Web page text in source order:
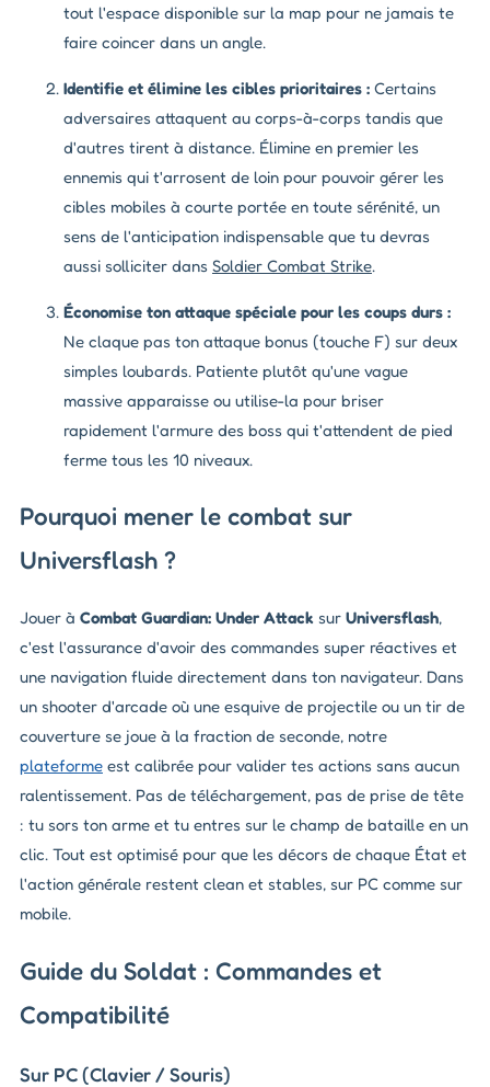
tout l'espace disponible sur la map pour ne jamais te
faire coincer dans un angle.
Identifie et élimine les cibles prioritaires : Certains
adversaires attaquent au corps-à-corps tandis que
d'autres tirent à distance. Élimine en premier les
ennemis qui t'arrosent de loin pour pouvoir gérer les
cibles mobiles à courte portée en toute sérénité, un
sens de l'anticipation indispensable que tu devras
aussi solliciter dans Soldier Combat Strike.
Économise ton attaque spéciale pour les coups durs :
Ne claque pas ton attaque bonus (touche F) sur deux
simples loubards. Patiente plutôt qu'une vague
massive apparaisse ou utilise-la pour briser
rapidement l'armure des boss qui t'attendent de pied
ferme tous les 10 niveaux.
Pourquoi mener le combat sur
Universflash ?
Jouer à Combat Guardian: Under Attack sur Universflash,
c'est l'assurance d'avoir des commandes super réactives et
une navigation fluide directement dans ton navigateur. Dans
un shooter d'arcade où une esquive de projectile ou un tir de
couverture se joue à la fraction de seconde, notre
plateforme est calibrée pour valider tes actions sans aucun
ralentissement. Pas de téléchargement, pas de prise de tête
: tu sors ton arme et tu entres sur le champ de bataille en un
clic. Tout est optimisé pour que les décors de chaque État et
l'action générale restent clean et stables, sur PC comme sur
mobile.
Guide du Soldat : Commandes et
Compatibilité
Sur PC (Clavier / Souris)